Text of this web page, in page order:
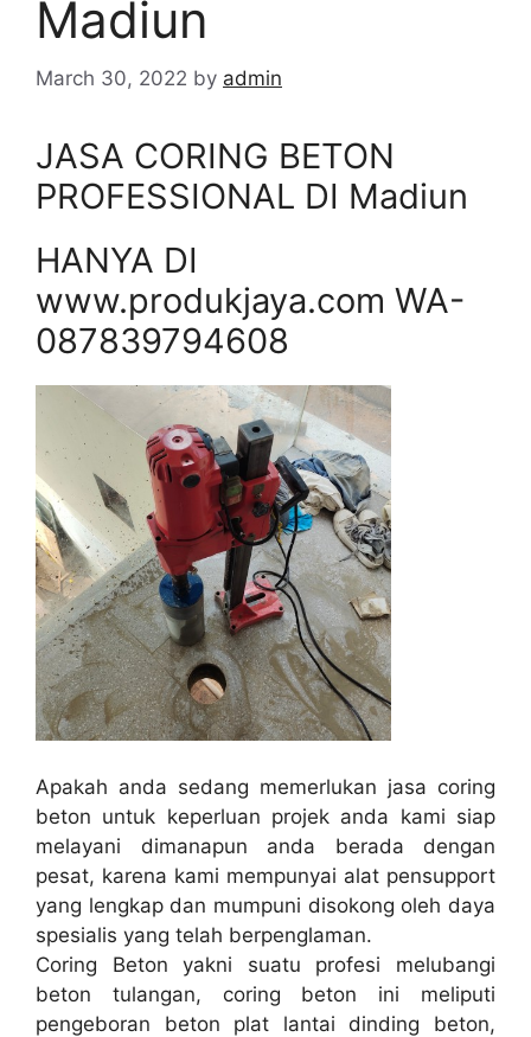
Madiun
March 30, 2022 by admin
JASA CORING BETON
PROFESSIONAL DI Madiun
HANYA DI
www.produkjaya.com WA-
087839794608
Apakah anda sedang memerlukan jasa coring
beton untuk keperluan projek anda kami siap
melayani dimanapun anda berada dengan
pesat, karena kami mempunyai alat pensupport
yang lengkap dan mumpuni disokong oleh daya
spesialis yang telah berpenglaman.
Coring Beton yakni suatu profesi melubangi
beton tulangan, coring beton ini meliputi
pengeboran beton plat lantai dinding beton,